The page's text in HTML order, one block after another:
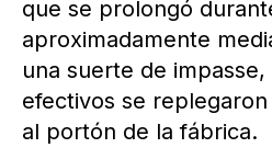
que se prolongó
aproximadamente
una suerte de
efectivos se
al portón de la fábrica.